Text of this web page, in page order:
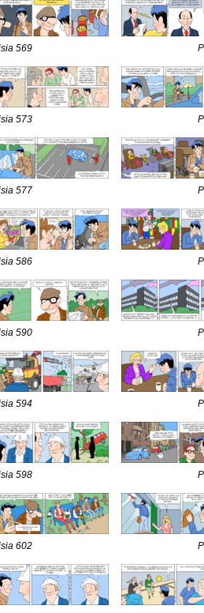
569
573
577
586
590
594
598
602